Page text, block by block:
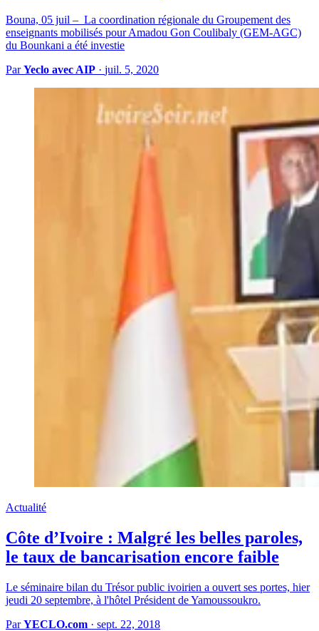
Bouna, 05 juil – La coordination régionale du Groupement des
enseignants mobilisés pour Amadou Gon Coulibaly (GEM-AGC)
du Bounkani a été investie
ParYeclo avec AIP · juil. 5, 2020
Actualité
Côte d’Ivoire : Malgré les belles paroles,
le taux de bancarisation encore faible
Le séminaire bilan du Trésor public ivoirien a ouvert ses portes, hier
jeudi 20 septembre, à l'hôtel Président de Yamoussoukro.
ParYECLO.com · sept. 22, 2018